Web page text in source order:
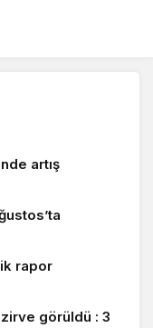
artış
rapor
görüldü : 3